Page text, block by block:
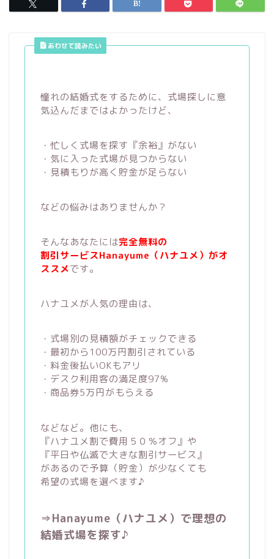
あわせて読みたい
憧れの結婚式をするために、式場探しに意
気込んだまではよかったけど、
・忙しく式場を探す『余裕』がない
・気に入った式場が見つからない
・見積もりが高く貯金が足らない
などの悩みはありませんか？
そんなあなたには完全無料の
割引サービスHanayume（ハナユメ）がオ
ススメです。
ハナユメが人気の理由は、
・式場別の見積額がチェックできる
・最初から100万円割引されている
・料金後払いOKもアリ
・デスク利用客の満足度97%
・商品券5万円がもらえる
などなど。他にも、
『ハナユメ割で費用５０％オフ』や
『平日や仏滅で大きな割引サービス』
があるので予算（貯金）が少なくても
希望の式場を選べます♪
⇒Hanayume（ハナユメ）で理想の
結婚式場を探す♪